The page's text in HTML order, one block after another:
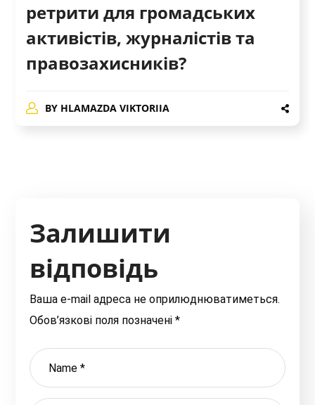
ретрити для громадських
активістів, журналістів та
правозахисників?
BY HLAMAZDA VIKTORIIA
Залишити
відповідь
Ваша e-mail адреса не оприлюднюватиметься.
Обов’язкові поля позначені*